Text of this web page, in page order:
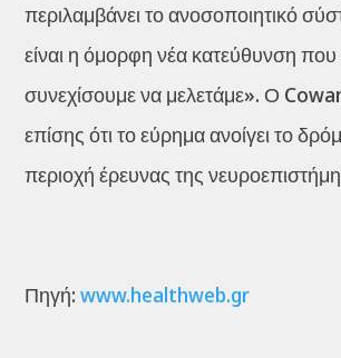
περιλαμβάνει το ανοσοποιητικό
είναι η όμορφη νέα κατεύθυνση
συνεχίσουμε να μελετάμε». Ο
επίσης ότι το εύρημα ανοίγει το
περιοχή έρευνας της
Πηγή:www.healthweb.gr